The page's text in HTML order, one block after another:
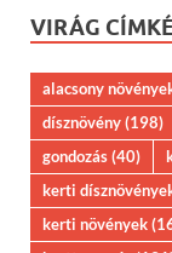
VIRÁG
alacsony
dísznövény(198)
gondozás(40)
kerti
kerti növények